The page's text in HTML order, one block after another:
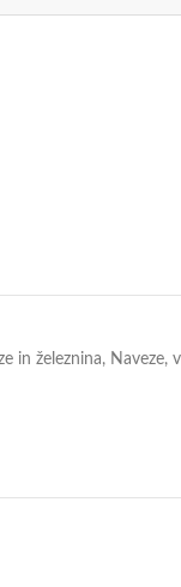
in železnina, Naveze,